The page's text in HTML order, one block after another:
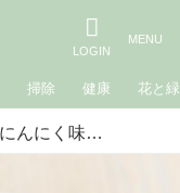
掃除 健康 花と緑
「豚肩ロースのにんにく味噌漬け」のつくり方｜松田美智子の季節の仕事「にんにく味噌床」